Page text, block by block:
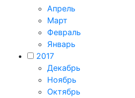
Апрель
Март
Февраль
Январь
2017
Декабрь
Ноябрь
Октябрь